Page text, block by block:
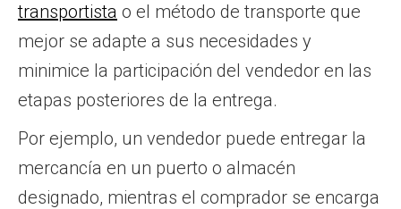
transportista o el método de transporte que
mejor se adapte a sus necesidades y
minimice la participación del vendedor en las
etapas posteriores de la entrega.
Por ejemplo, un vendedor puede entregar la
mercancía en un puerto o almacén
designado, mientras el comprador se encarga